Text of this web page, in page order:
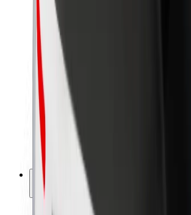
Ziņu telpa
Zīmola vadlīnijas
Misija
Attiecības ar investoriem
Vadība
Zīmols
Mediji
Pilsētvides fonds
Drošība
Pasažieru drošība